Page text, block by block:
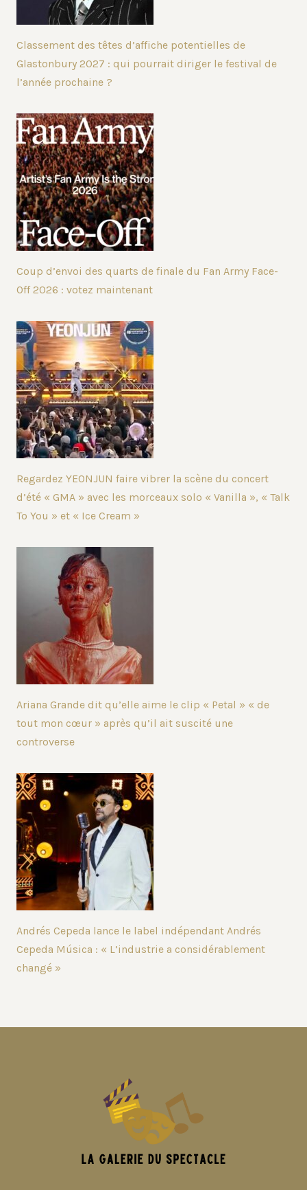
Classement des têtes d’affiche potentielles de
Glastonbury 2027 : qui pourrait diriger le festival de
l’année prochaine ?
Coup d’envoi des quarts de finale du Fan Army Face-
Off 2026 : votez maintenant
Regardez YEONJUN faire vibrer la scène du concert
d’été « GMA » avec les morceaux solo « Vanilla », « Talk
To You » et « Ice Cream »
Ariana Grande dit qu’elle aime le clip « Petal » « de
tout mon cœur » après qu’il ait suscité une
controverse
Andrés Cepeda lance le label indépendant Andrés
Cepeda Música : « L’industrie a considérablement
changé »